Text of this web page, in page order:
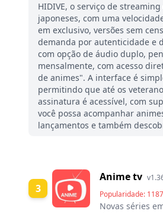
HIDIVE, o serviço de
japoneses, com uma
em exclusivo, versões sem
demanda por autenticidade e
com opção de áudio duplo,
mensalmente, com acesso
de animes". A interface é
permitindo que até os
assinatura é acessível, com
você possa acompanhar
lançamentos e também
3
Anime tv
Popularidade:
Novas séries